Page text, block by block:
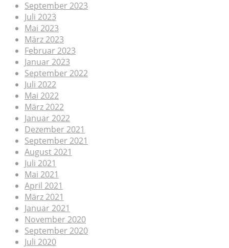
September 2023
Juli 2023
Mai 2023
März 2023
Februar 2023
Januar 2023
September 2022
Juli 2022
Mai 2022
März 2022
Januar 2022
Dezember 2021
September 2021
August 2021
Juli 2021
Mai 2021
April 2021
März 2021
Januar 2021
November 2020
September 2020
Juli 2020